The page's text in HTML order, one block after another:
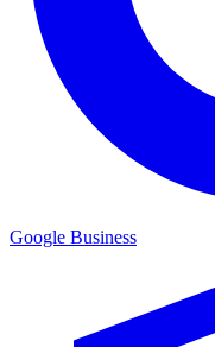
Google Business